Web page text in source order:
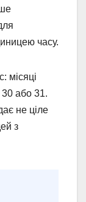
часу.
місяці
30 або 31.
не ціле
з